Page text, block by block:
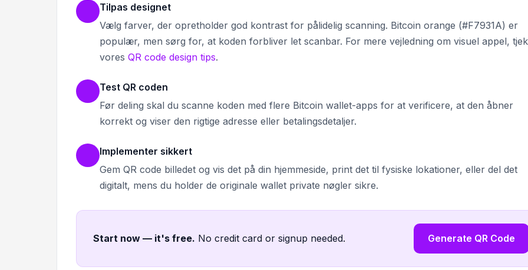
Tilpas designet
Vælg farver, der opretholder god kontrast for pålidelig scanning. Bitcoin orange (#F7931A) er
populær, men sørg for, at koden forbliver let scanbar. For mere vejledning om visuel appel, tjek
vores QR code design tips.
Test QR coden
Før deling skal du scanne koden med flere Bitcoin wallet-apps for at verificere, at den åbner
korrekt og viser den rigtige adresse eller betalingsdetaljer.
Implementer sikkert
Gem QR code billedet og vis det på din hjemmeside, print det til fysiske lokationer, eller del det
digitalt, mens du holder de originale wallet private nøgler sikre.
Start now — it's free. No credit card or signup needed. Generate QR Code